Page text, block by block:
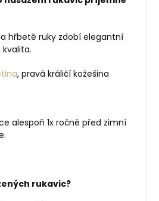
hřbetě ruky zdobí elegantní
, pravá králičí kožešina
alespoň 1x ročně před zimní
rukavic?